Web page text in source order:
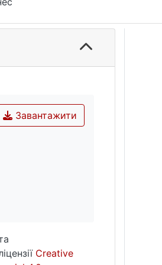
Завантажити
Creative